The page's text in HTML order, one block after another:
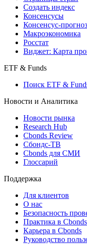
Создать индекс
Консенсусы
Консенсус-
Макроэкономика
Росстат
Виджет: Карта
ETF & Funds
Поиск ETF &
Новости и Аналитика
Новости рынка
Research Hub
Cbonds Review
Сбондс-ТВ
Cbonds для СМИ
Глоссарий
Поддержка
Для клиентов
О нас
Безопасность
Практика в Cbonds
Карьера в Cbonds
Руководство